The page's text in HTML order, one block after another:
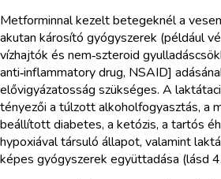
Metforminnal kezelt betegeknél a
akutan károsító gyógyszerek (például
vízhajtók és nem‑szteroid
anti‑inflammatory drug, NSAID]
elővigyázatosság szükséges. A
tényezői a túlzott alkoholfogyasztás, a
beállított diabetes, a ketózis, a tartós
hypoxiával társuló állapot, valamint
képes gyógyszerek együttadása (lásd